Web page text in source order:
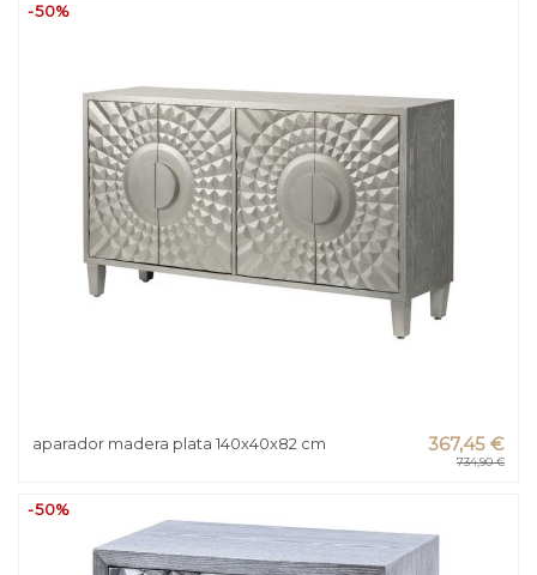
-50%
aparador madera plata 140x40x82 cm 367,45 €
734,90 €
-50%